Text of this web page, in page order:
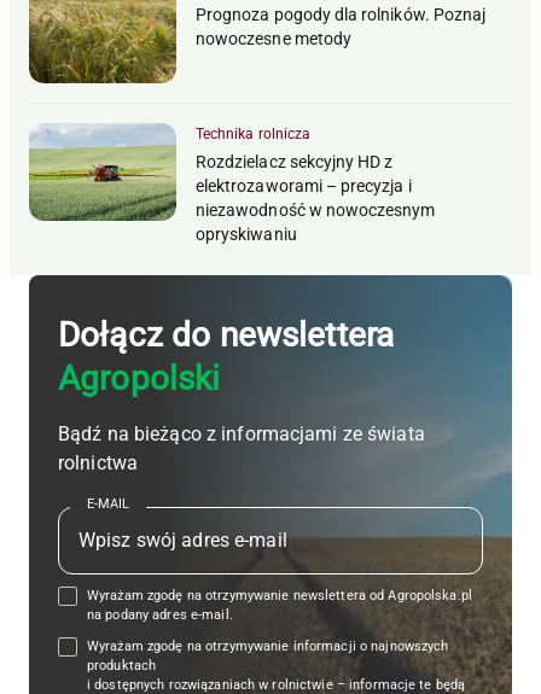
Prognoza pogody dla rolników. Poznaj
nowoczesne metody
Technika rolnicza
Rozdzielacz sekcyjny HD z
elektrozaworami – precyzja i
niezawodność w nowoczesnym
opryskiwaniu
Dołącz do newslettera
Agropolski
Bądź na bieżąco z informacjami ze świata
rolnictwa
E-MAIL
Wyrażam zgodę na otrzymywanie newslettera od Agropolska.pl
na podany adres e-mail.
Wyrażam zgodę na otrzymywanie informacji o najnowszych
produktach
i dostępnych rozwiązaniach w rolnictwie – informacje te będą